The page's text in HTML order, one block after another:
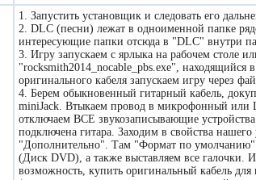
1. Запустить установщик и следовать его
2. DLC (песни) лежат в одноименной папке
интересующие папки отсюда в "DLC" внутри
3. Игру запускаем с ярлыка на рабочем столе
"rocksmith2014_nocable_pbs.exe", находящийся
оригинального кабеля запускаем игру через
4. Берем обыкновенный гитарный кабель,
miniJack. Втыкаем провод в микрофонный
отключаем ВСЕ звукозаписывающие
подключена гитара. Заходим в свойства
"Дополнительно". Там "Формат по умолчанию"
(Диск DVD), а также выставляем все галочки.
возможность, купить оригинальный кабель для